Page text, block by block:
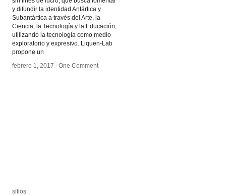
y difundir la identidad Antártica y
Subantártica a través del Arte, la
Ciencia, la Tecnología y la Educación,
utilizando la tecnología como medio
exploratorio y expresivo. Liquen-Lab
propone un
febrero 1, 2017 / One Comment
febrero 1, 2017 / One Comment
sitios
sitios